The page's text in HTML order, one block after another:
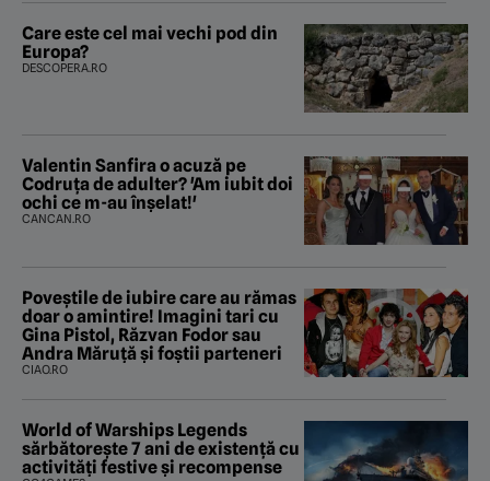
Care este cel mai vechi pod din
Europa?
DESCOPERA.RO
Valentin Sanfira o acuză pe
Codruța de adulter? 'Am iubit doi
ochi ce m-au înșelat!'
CANCAN.RO
Poveştile de iubire care au rămas
doar o amintire! Imagini tari cu
Gina Pistol, Răzvan Fodor sau
Andra Măruţă şi foştii parteneri
CIAO.RO
World of Warships Legends
sărbătorește 7 ani de existență cu
activități festive și recompense